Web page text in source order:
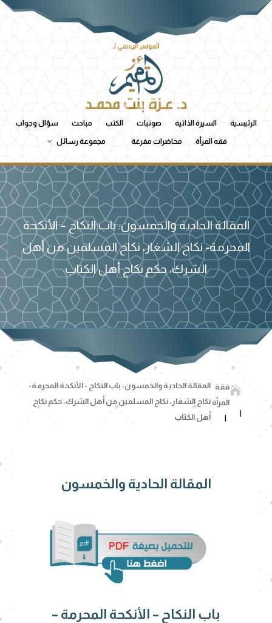
الرئيسية السيرة الذاتية صوتيات الكتب مباحث سؤال وجواب
فقه المرأة محاضرات مفرغة مجموعة رسائل
المقالة الحادية والخمسون: باب النكاح – الأنكحة
المحرمة- نكاح الشغار، نكاح المسلمين من أهل
الشرك، حكم نكاح أهل الكتاب
فقه
المرأة
المقالة الحادية والخمسون: باب النكاح - الأنكحة المحرمة-
نكاح الشغار، نكاح المسلمين من أهل الشرك، حكم نكاح
أهل الكتاب
المقالة الحادية والخمسون
باب النكاح – الأنكحة المحرمة –